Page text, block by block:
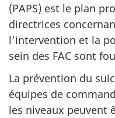
(PAPS) est le plan
directrices
l’intervention et la
sein des FAC sont
La prévention du
équipes de
les niveaux peuvent